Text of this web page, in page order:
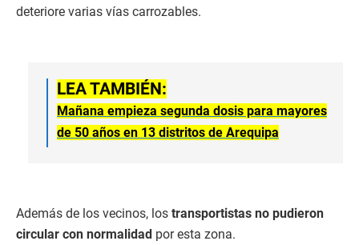
deteriore varias vías carrozables.
LEA TAMBIÉN:
Mañana empieza segunda dosis para mayores
de 50 años en 13 distritos de Arequipa
Además de los vecinos, los transportistas no pudieron
circular con normalidad por esta zona.